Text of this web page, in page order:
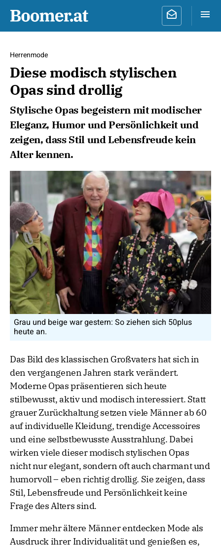
Herrenmode
Diese modisch stylischen
Opas sind drollig
Stylische Opas begeistern mit modischer
Eleganz, Humor und Persönlichkeit und
zeigen, dass Stil und Lebensfreude kein
Alter kennen.
Grau und beige war gestern: So ziehen sich 50plus
heute an.
Das Bild des klassischen Großvaters hat sich in
den vergangenen Jahren stark verändert.
Moderne Opas präsentieren sich heute
stilbewusst, aktiv und modisch interessiert. Statt
grauer Zurückhaltung setzen viele Männer ab 60
auf individuelle Kleidung, trendige Accessoires
und eine selbstbewusste Ausstrahlung. Dabei
wirken viele dieser modisch stylischen Opas
nicht nur elegant, sondern oft auch charmant und
humorvoll – eben richtig drollig. Sie zeigen, dass
Stil, Lebensfreude und Persönlichkeit keine
Frage des Alters sind.
Immer mehr ältere Männer entdecken Mode als
Ausdruck ihrer Individualität und genießen es,